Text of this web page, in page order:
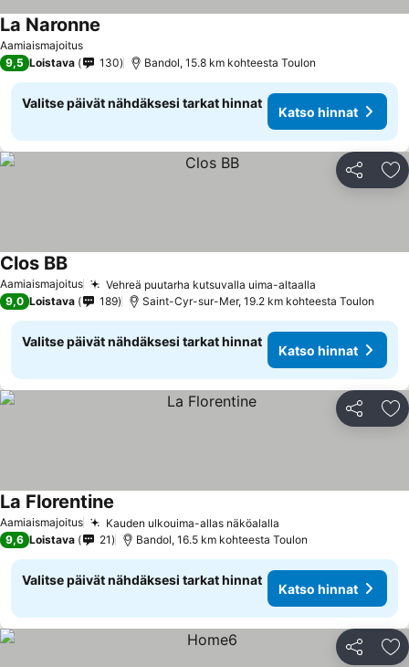
Aamiaismajoitus
La Naronne
9,5 Loistava 130 Bandol, 15.8 km kohteesta Toulon
Valitse päivät nähdäksesi tarkat hinnat
Katso hinnat
Jaa
Aamiaismajoitus Vehreä puutarha kutsuvalla uima-altaalla
Clos BB
9,0 Loistava 189 Saint-Cyr-sur-Mer, 19.2 km kohteesta Toulon
Valitse päivät nähdäksesi tarkat hinnat
Katso hinnat
Jaa
Aamiaismajoitus Kauden ulkouima-allas näköalalla
La Florentine
9,6 Loistava 21 Bandol, 16.5 km kohteesta Toulon
Valitse päivät nähdäksesi tarkat hinnat
Katso hinnat
Jaa